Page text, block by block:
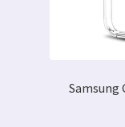
Samsung